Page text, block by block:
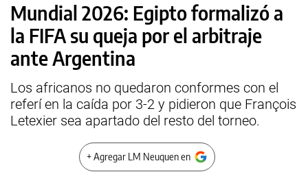
Mundial 2026: Egipto formalizó a
la FIFA su queja por el arbitraje
ante Argentina
Los africanos no quedaron conformes con el
referí en la caída por 3-2 y pidieron que François
Letexier sea apartado del resto del torneo.
+ Agregar LM Neuquen en